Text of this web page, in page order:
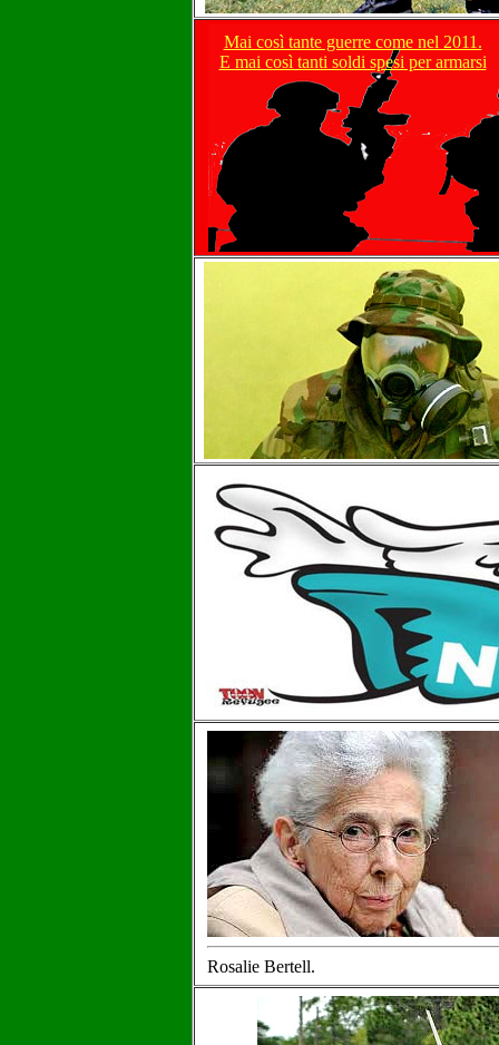
Mai così tante guerre come nel 2011.
E mai così tanti soldi spesi per armarsi
Rosalie Bertell.